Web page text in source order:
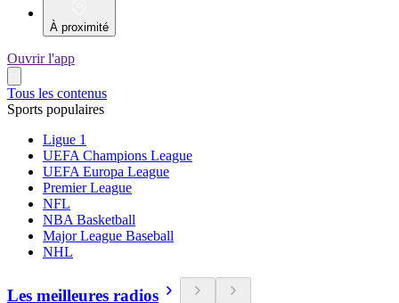
À proximité
Ouvrir l'app
Tous les contenus
Sports populaires
Ligue 1
UEFA Champions League
UEFA Europa League
Premier League
NFL
NBA Basketball
Major League Baseball
NHL
Les meilleures radios